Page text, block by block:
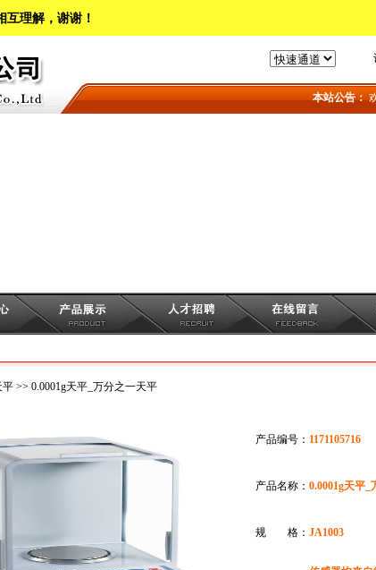
理解，谢谢！
本站公告： 欢
平>> 0.0001g天平_万分之一天平
产品编号： 1171105716
产品名称： 0.0001g天平
规 格： JA1003